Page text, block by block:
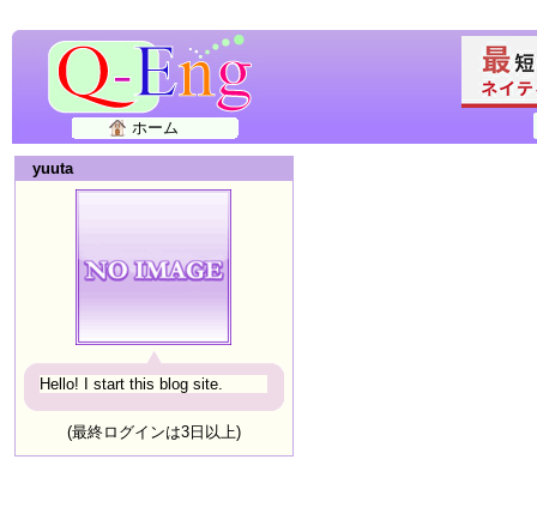
ホーム
yuuta
Hello! I start this blog site.
(最終ログインは3日以上)